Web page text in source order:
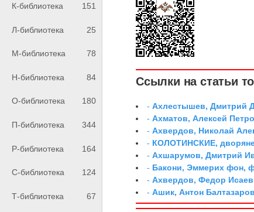
К-библиотека 151
Л-библиотека 25
М-библиотека 78
Н-библиотека 84
О-библиотека 180
П-библиотека 344
Р-библиотека 164
С-библиотека 124
Т-библиотека 67
Ссылки на статьи
-Ахлестышев, Дмитрий
-Ахматов, Алексей
-Ахвердов, Николай
- КОЛОТИНСКИЕ,
-Ахшарумов, Дмитрий
- Бакони, Эммерих фон,
-Ахвердов, Федор
-Ашик, Антон